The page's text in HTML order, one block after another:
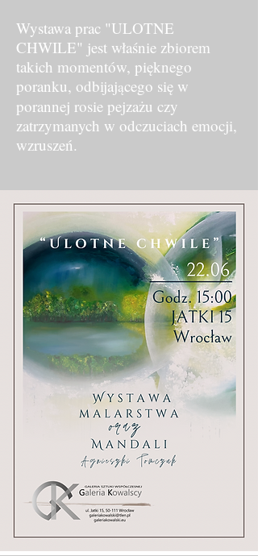
Wystawa prac "ULOTNE
CHWILE" jest właśnie zbiorem
takich momentów, pięknego
poranku, odbijającego się w
porannej rosie pejzażu czy
zatrzymanych w odczuciach emocji,
wzruszeń.